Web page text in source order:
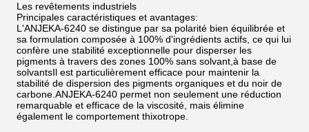
Les revêtements industriels
Principales caractéristiques et avantages:
L'ANJEKA-6240 se distingue par sa polarité bien équilibrée et
sa formulation composée à 100% d'ingrédients actifs, ce qui lui
confère une stabilité exceptionnelle pour disperser les
pigments à travers des zones 100% sans solvant,à base de
solvantsIl est particulièrement efficace pour maintenir la
stabilité de dispersion des pigments organiques et du noir de
carbone.ANJEKA-6240 permet non seulement une réduction
remarquable et efficace de la viscosité, mais élimine
également le comportement thixotrope.